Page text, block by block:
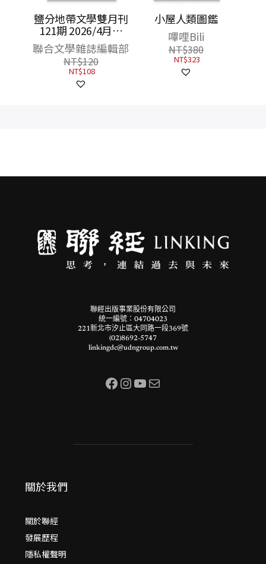
鹽分地帶文學雙月刊
121期 2026/4月號
（臺南運河一〇〇年
紀念）
聯合文學雜誌編輯部
NT$120
NT$108
小屋人類圖鑑
嗶哩Bili
NT$380
NT$323
聯經出版事業股份有限公司
統一編號：04704023
221新北市汐止區大同路一段369號
(02)8692-5747
linkingdc@udngroup.com.tw
Facebook InstagramYouTube 電子郵件
關於我們
關於聯經
發展歷程
隱私權聲明